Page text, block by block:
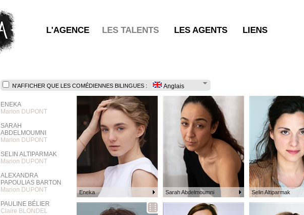
L'AGENCE LES TALENTS LES AGENTS LIENS
N'AFFICHER QUE LES COMÉDIENNES BILINGUES : Anglais
ENEKA
Marion DUPONT
SARAH
ABDELMOUMNI
Marion DUPONT
SELIN ALTIPARMAK
Marion DUPONT
ALEXANDRA
PAPOULIAS BARTON
Marion DUPONT
PAULINE BÉLIER
Claire BLONDEL
Eneka Sarah Abdelmoumni Selin Altiparmak